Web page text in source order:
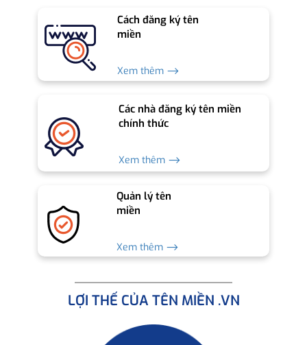
Cách đăng ký tên
miền
Xem thêm ⟶
Các nhà đăng ký tên miền
chính thức
Xem thêm ⟶
Quản lý tên
miền
Xem thêm ⟶
LỢI THẾ CỦA TÊN MIỀN .VN